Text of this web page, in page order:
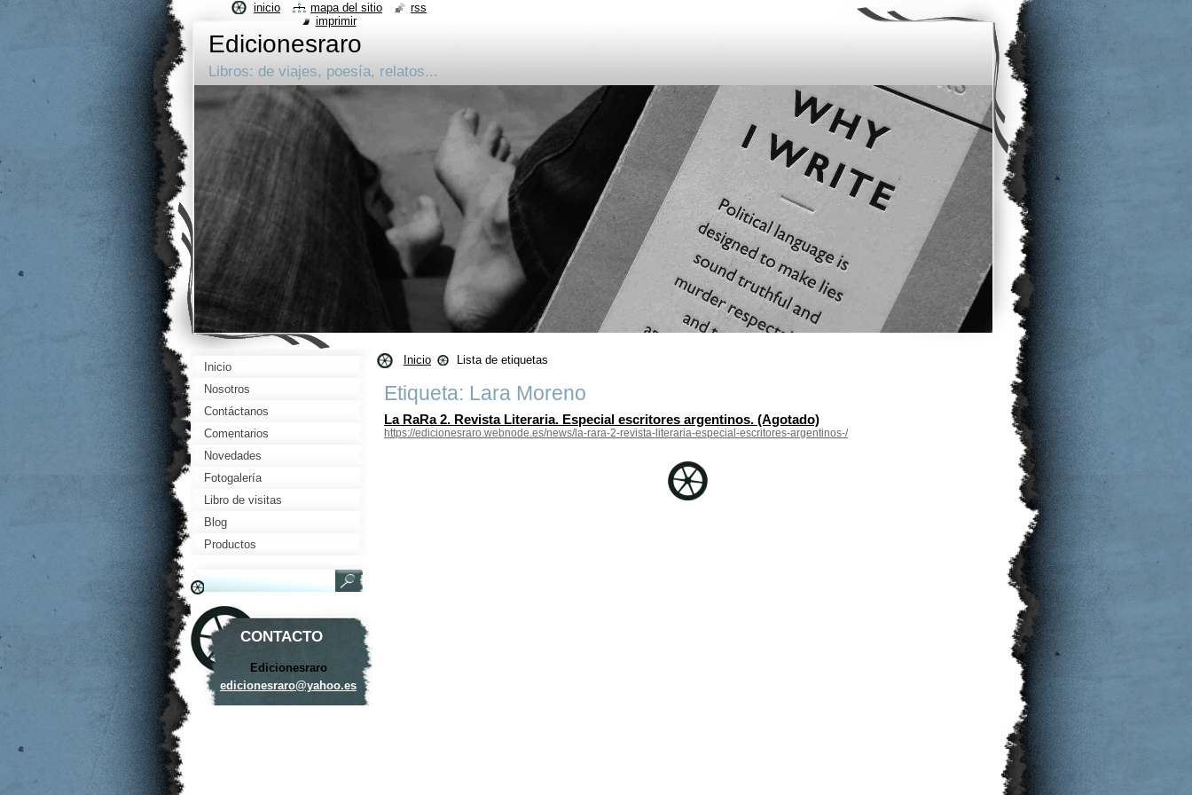
Edicionesraro
Libros: de viajes, poesía, relatos...
Inicio Lista de etiquetas
Etiqueta: Lara Moreno
La RaRa 2. Revista Literaria. Especial escritores argentinos. (Agotado)
https://edicionesraro.webnode.es/news/la-rara-2-revista-literaria-especial-escritores-argentinos-/
Inicio
Nosotros
Contáctanos
Comentarios
Novedades
Fotogalería
Libro de visitas
Blog
Productos
CONTACTO
Edicionesraro
edicionesraro@yahoo.es
inicio mapa del sitio
rss
imprimir